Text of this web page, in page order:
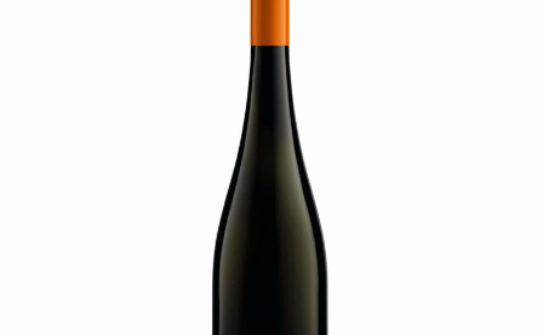
BUCHEN
09325 / 232
info@schwarzer-adler-wiesenbronn.de